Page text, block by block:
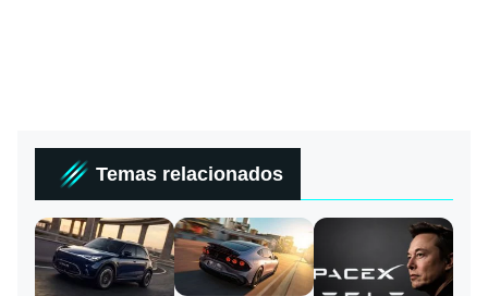
Temas relacionados